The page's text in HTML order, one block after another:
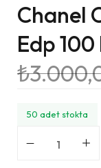
Chanel
Edp
₺
50 adet stokta